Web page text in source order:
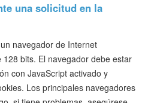
una solicitud en la
navegador de Internet
bits. El navegador debe estar
con JavaScript activado y
Los principales navegadores